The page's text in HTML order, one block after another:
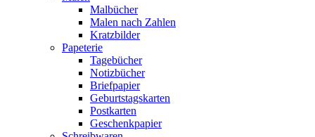
Malbücher
Malen nach Zahlen
Kratzbilder
Papeterie
Tagebücher
Notizbücher
Briefpapier
Geburtstagskarten
Postkarten
Geschenkpapier